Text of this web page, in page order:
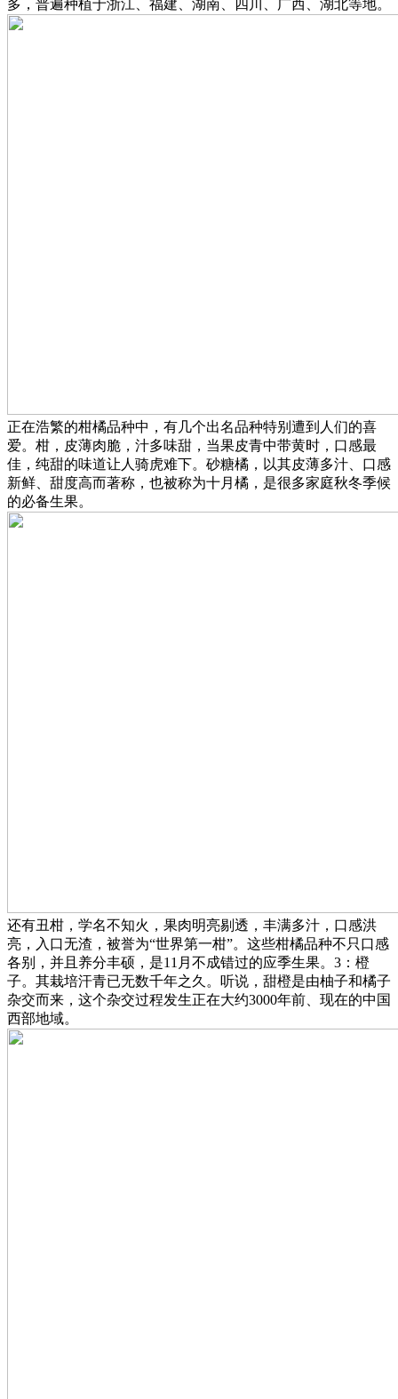
多，普遍种植于浙江、福建、湖南、四川、广西、湖北等地。
正在浩繁的柑橘品种中，有几个出名品种特别遭到人们的喜
爱。柑，皮薄肉脆，汁多味甜，当果皮青中带黄时，口感最
佳，纯甜的味道让人骑虎难下。砂糖橘，以其皮薄多汁、口感
新鲜、甜度高而著称，也被称为十月橘，是很多家庭秋冬季候
的必备生果。
还有丑柑，学名不知火，果肉明亮剔透，丰满多汁，口感洪
亮，入口无渣，被誉为“世界第一柑”。这些柑橘品种不只口感
各别，并且养分丰硕，是11月不成错过的应季生果。3：橙
子。其栽培汗青已无数千年之久。听说，甜橙是由柚子和橘子
杂交而来，这个杂交过程发生正在大约3000年前、现在的中国
西部地域。